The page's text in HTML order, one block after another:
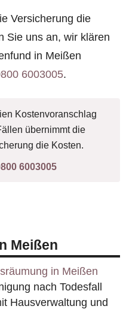
Versicherung die
Sie uns an, wir klären
in Meißen
6003005.
Kostenvoranschlag
übernimmt die
die Kosten.
6003005
Meißen
in Meißen
nach Todesfall
Hausverwaltung und